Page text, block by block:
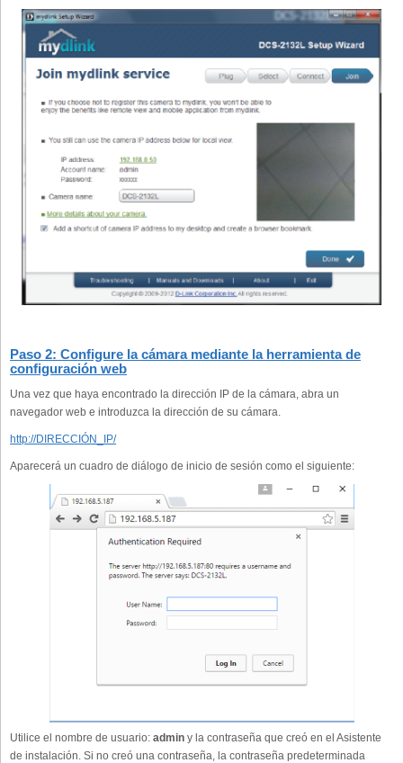
Paso 2: Configure la cámara mediante la herramienta de
configuración web
Una vez que haya encontrado la dirección IP de la cámara, abra un
navegador web e introduzca la dirección de su cámara.
http://DIRECCIÓN_IP/
Aparecerá un cuadro de diálogo de inicio de sesión como el siguiente:
Utilice el nombre de usuario: admin y la contraseña que creó en el Asistente
de instalación. Si no creó una contraseña, la contraseña predeterminada